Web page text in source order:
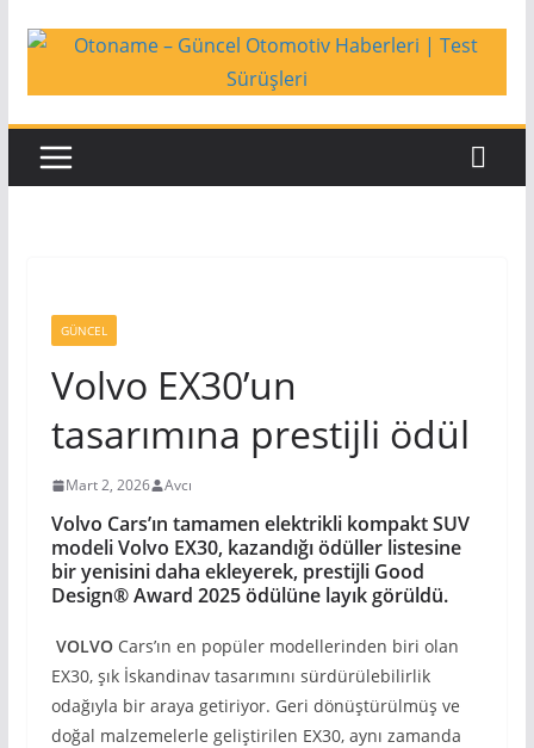
GÜNCEL
Volvo EX30’un
tasarımına prestijli ödül
Mart 2, 2026 Avcı
Volvo Cars’ın tamamen elektrikli kompakt SUV
modeli Volvo EX30, kazandığı ödüller listesine
bir yenisini daha ekleyerek, prestijli Good
Design® Award 2025 ödülüne layık görüldü.
VOLVOCars’ın en popüler modellerinden biri olan
EX30, şık İskandinav tasarımını sürdürülebilirlik
odağıyla bir araya getiriyor. Geri dönüştürülmüş ve
doğal malzemelerle geliştirilen EX30, aynı zamanda